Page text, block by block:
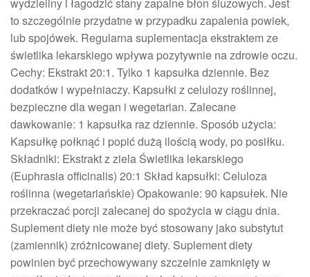
to szczególnie przydatne w przypadku zapalenia powiek,
lub spojówek. Regularna suplementacja ekstraktem ze
świetlika lekarskiego wpływa pozytywnie na zdrowie oczu.
Cechy: Ekstrakt 20:1. Tylko 1 kapsułka dziennie. Bez
dodatków i wypełniaczy. Kapsułki z celulozy roślinnej,
bezpieczne dla wegan i wegetarian. Zalecane
dawkowanie: 1 kapsułka raz dziennie. Sposób użycia:
Kapsułkę połknąć i popić dużą ilością wody, po posiłku.
Składniki: Ekstrakt z ziela Świetlika lekarskiego
(Euphrasia officinalis) 20:1 Skład kapsułki: Celuloza
roślinna (wegetariańskie) Opakowanie: 90 kapsułek. Nie
przekraczać porcji zalecanej do spożycia w ciągu dnia.
Suplement diety nie może być stosowany jako substytut
(zamiennik) zróżnicowanej diety. Suplement diety
powinien być przechowywany szczelnie zamknięty w